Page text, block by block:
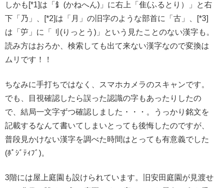
しかも[*1]は「釒(かねへん)」に右上「隹(ふるとり）」と右
下「乃」、[*2]は「月」の旧字のような部首に「古」、[*3]
は「屰」に「刂(りっとう)」という見たことのない漢字も。
読み方はおろか、検索しても出て来ない漢字なので変換は
ムリです！！
ちなみに手打ちではなく、スマホカメラのスキャンです。
でも、目視確認したら誤った認識の字もあったりしたの
で、結局一文字ずつ確認しました・・・。うっかり銘文を
記載するなんて書いてしまいとっても後悔したのですが、
普段見かけない漢字を調べた時間はとっても有意義でした
(ﾎﾟｼﾞﾃｨﾌﾞ)。
3階には屋上庭園も設けられています。旧安田庭園が見渡せ